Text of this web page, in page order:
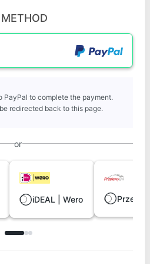
PayPal to complete the payment.
redirected back to this page.
or
iDEAL | Wero